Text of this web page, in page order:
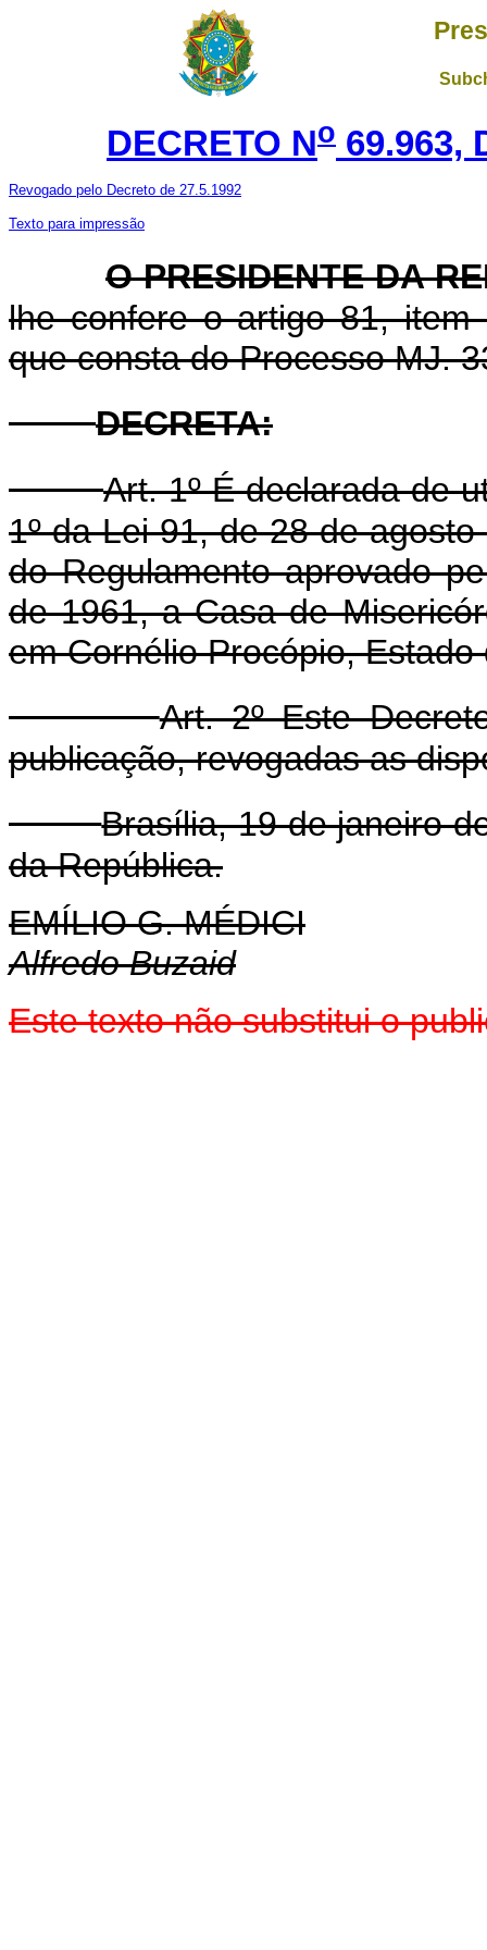
DECRETO No 69.963,
Revogado pelo Decreto de 27.5.1992
Texto para impressão
O PRESIDENTE DA
lhe confere o artigo 81,
que consta do Processo MJ.
DECRETA:
Art. 1º É declarada de
1º da Lei 91, de 28 de
do Regulamento aprovado
de 1961, a Casa de
em Cornélio Procópio, Estado
Art. 2º Este
publicação, revogadas as
Brasília, 19 de janeiro
da República.
EMÍLIO G. MÉDICI
Alfredo Buzaid
Este texto não substitui o